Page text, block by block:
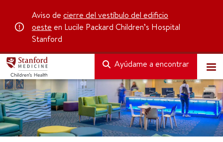
Aviso de cierre del vestíbulo del edificio
oeste en Lucile Packard Children’s Hospital
Stanford
Ayúdame a encontrar